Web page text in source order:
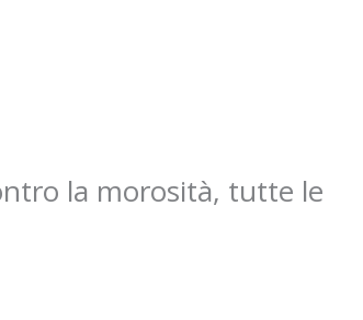
la morosità, tutte le